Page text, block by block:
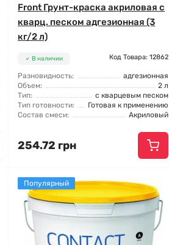
Front Грунт-краска акриловая с
кварц. песком адгезионная (3
кг/2 л)
В наличии Код Товара: 12862
Разновидность:
адгезионная
Объем:
2 л
Тип:
с кварцевым песком
Тип готовности:
Готовая к применению
Состав смеси:
Акриловый
254.72 грн
Популярный